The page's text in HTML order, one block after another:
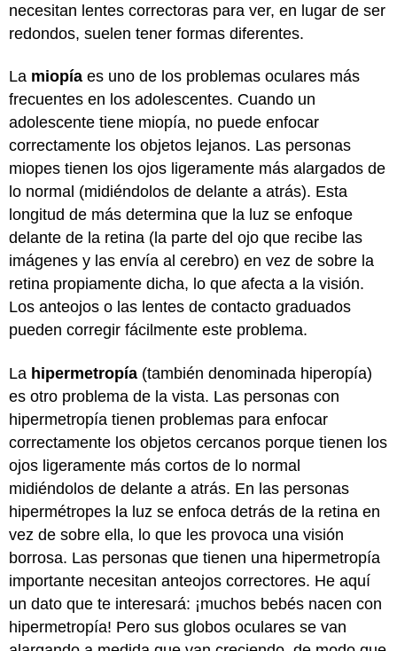
necesitan lentes correctoras para ver, en lugar de ser
redondos, suelen tener formas diferentes.
La miopía es uno de los problemas oculares más
frecuentes en los adolescentes. Cuando un
adolescente tiene miopía, no puede enfocar
correctamente los objetos lejanos. Las personas
miopes tienen los ojos ligeramente más alargados de
lo normal (midiéndolos de delante a atrás). Esta
longitud de más determina que la luz se enfoque
delante de la retina (la parte del ojo que recibe las
imágenes y las envía al cerebro) en vez de sobre la
retina propiamente dicha, lo que afecta a la visión.
Los anteojos o las lentes de contacto graduados
pueden corregir fácilmente este problema.
La hipermetropía (también denominada hiperopía)
es otro problema de la vista. Las personas con
hipermetropía tienen problemas para enfocar
correctamente los objetos cercanos porque tienen los
ojos ligeramente más cortos de lo normal
midiéndolos de delante a atrás. En las personas
hipermétropes la luz se enfoca detrás de la retina en
vez de sobre ella, lo que les provoca una visión
borrosa. Las personas que tienen una hipermetropía
importante necesitan anteojos correctores. He aquí
un dato que te interesará: ¡muchos bebés nacen con
hipermetropía! Pero sus globos oculares se van